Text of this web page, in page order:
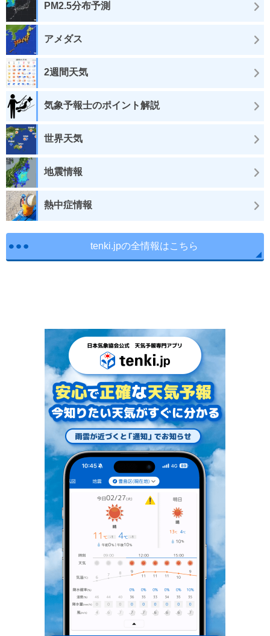
PM2.5分布予測
アメダス
2週間天気
気象予報士のポイント解説
世界天気
地震情報
熱中症情報
tenki.jpの全情報はこちら